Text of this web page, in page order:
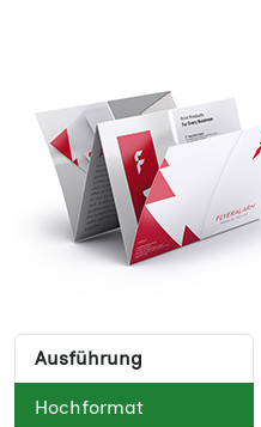
Ausführung
Hochformat